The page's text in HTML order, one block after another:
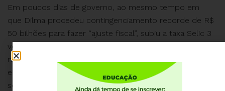
Em poucos dias de governo, ao mesmo tempo em
que Dilma procedeu contingenciamento recorde de R$
50 bilhões para fazer “ajuste fiscal”, subiu a taxa Selic 3
vezes, sob a justificativa de que tal medida era
necessário para reduzir o ritmo da atividade
econômica, reduzir a demanda por produtos e
serviços e controlara a inflação.